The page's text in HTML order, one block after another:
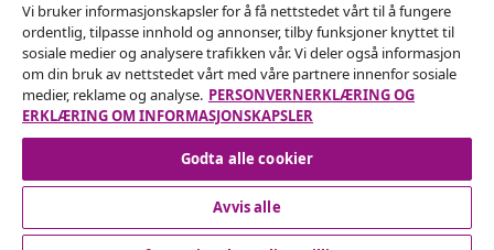
Angre på kontrakten
Send inn en angrerett for bestillingen din.
Angre på kontrakten
Vi bruker informasjonskapsler for å få nettstedet vårt til å fungere
ordentlig, tilpasse innhold og annonser, tilby funksjoner knyttet til
sosiale medier og analysere trafikken vår. Vi deler også informasjon
om din bruk av nettstedet vårt med våre partnere innenfor sosiale
medier, reklame og analyse. PERSONVERNERKLÆRING OG
ERKLÆRING OM INFORMASJONSKAPSLER
Godta alle cookier
Avvis alle